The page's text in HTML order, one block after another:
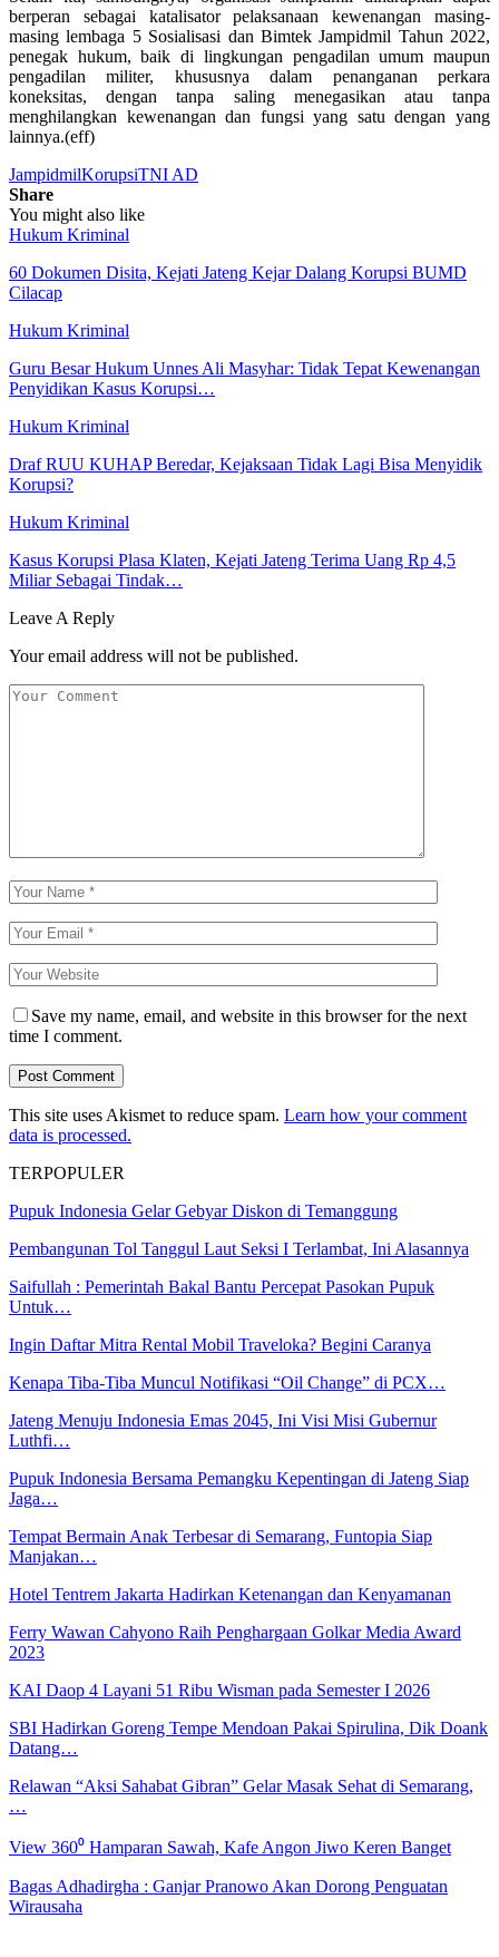
berperan sebagai katalisator pelaksanaan kewenangan masing-
masing lembaga 5 Sosialisasi dan Bimtek Jampidmil Tahun 2022,
penegak hukum, baik di lingkungan pengadilan umum maupun
pengadilan militer, khususnya dalam penanganan perkara
koneksitas, dengan tanpa saling menegasikan atau tanpa
menghilangkan kewenangan dan fungsi yang satu dengan yang
lainnya.(eff)
JampidmilKorupsiTNI AD
Share
You might also like
Hukum Kriminal
60 Dokumen Disita, Kejati Jateng Kejar Dalang Korupsi BUMD
Cilacap
Hukum Kriminal
Guru Besar Hukum Unnes Ali Masyhar: Tidak Tepat Kewenangan
Penyidikan Kasus Korupsi…
Hukum Kriminal
Draf RUU KUHAP Beredar, Kejaksaan Tidak Lagi Bisa Menyidik
Korupsi?
Hukum Kriminal
Kasus Korupsi Plasa Klaten, Kejati Jateng Terima Uang Rp 4,5
Miliar Sebagai Tindak…
Leave A Reply
Your email address will not be published.
Save my name, email, and website in this browser for the next
time I comment.
This site uses Akismet to reduce spam. Learn how your comment
data is processed.
TERPOPULER
Pupuk Indonesia Gelar Gebyar Diskon di Temanggung
Pembangunan Tol Tanggul Laut Seksi I Terlambat, Ini Alasannya
Saifullah : Pemerintah Bakal Bantu Percepat Pasokan Pupuk
Untuk…
Ingin Daftar Mitra Rental Mobil Traveloka? Begini Caranya
Kenapa Tiba-Tiba Muncul Notifikasi “Oil Change” di PCX…
Jateng Menuju Indonesia Emas 2045, Ini Visi Misi Gubernur
Luthfi…
Pupuk Indonesia Bersama Pemangku Kepentingan di Jateng Siap
Jaga…
Tempat Bermain Anak Terbesar di Semarang, Funtopia Siap
Manjakan…
Hotel Tentrem Jakarta Hadirkan Ketenangan dan Kenyamanan
Ferry Wawan Cahyono Raih Penghargaan Golkar Media Award
2023
KAI Daop 4 Layani 51 Ribu Wisman pada Semester I 2026
SBI Hadirkan Goreng Tempe Mendoan Pakai Spirulina, Dik Doank
Datang…
Relawan “Aksi Sahabat Gibran” Gelar Masak Sehat di Semarang,
…
View 360⁰ Hamparan Sawah, Kafe Angon Jiwo Keren Banget
Bagas Adhadirgha : Ganjar Pranowo Akan Dorong Penguatan
Wirausaha